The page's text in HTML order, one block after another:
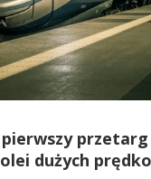
pierwszy
dużych